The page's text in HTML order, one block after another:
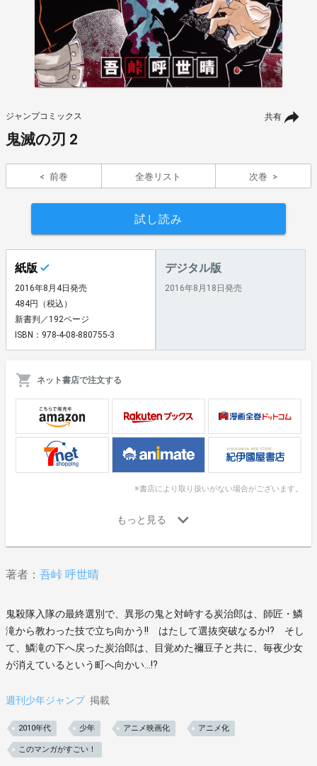
共有
ジャンプコミックス
鬼滅の刃 2
前巻 全巻リスト 次巻
試し読み
紙版
2016年8月4日発売
484円（税込）
新書判／192ページ
ISBN：978-4-08-880755-3
デジタル版
2016年8月18日発売
ネット書店で注文する
※書店により取り扱いがない場合がございます。
著者： 吾峠 呼世晴
鬼殺隊入隊の最終選別で、異形の鬼と対峙する炭治郎は、師匠・鱗
滝から教わった技で立ち向かう!! はたして選抜突破なるか!? そし
て、鱗滝の下へ戻った炭治郎は、目覚めた禰豆子と共に、毎夜少女
が消えているという町へ向かい…!?
週刊少年ジャンプ 掲載
2010年代 少年 アニメ映画化 アニメ化
このマンガがすごい！